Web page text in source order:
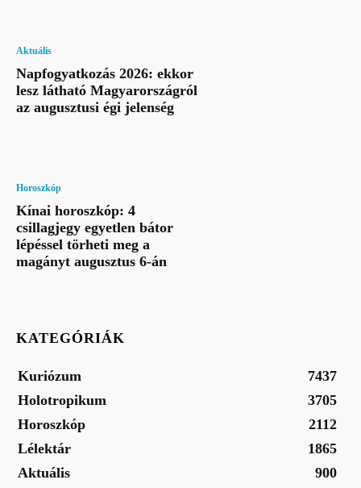
Aktuális
Napfogyatkozás 2026: ekkor
lesz látható Magyarországról
az augusztusi égi jelenség
Horoszkóp
Kínai horoszkóp: 4
csillagjegy egyetlen bátor
lépéssel törheti meg a
magányt augusztus 6-án
KATEGÓRIÁK
Kuriózum
7437
Holotropikum
3705
Horoszkóp
2112
Lélektár
1865
Aktuális
900